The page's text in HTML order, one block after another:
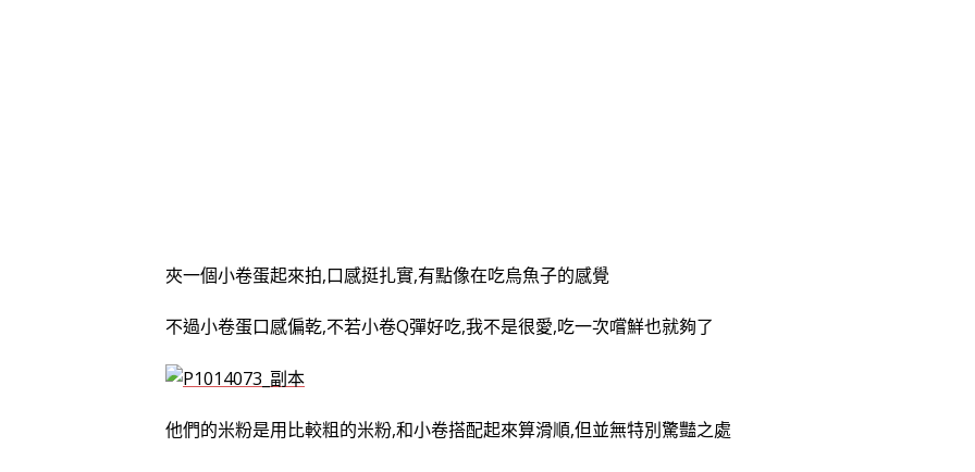
夾一個小卷蛋起來拍,口感挺扎實,有點像在吃烏魚子的感覺
不過小卷蛋口感偏乾,不若小卷Q彈好吃,我不是很愛,吃一次嚐鮮也就夠了
他們的米粉是用比較粗的米粉,和小卷搭配起來算滑順,但並無特別驚豔之處